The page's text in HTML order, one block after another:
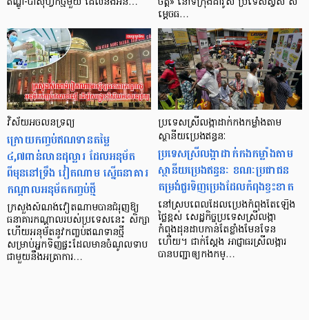
ម្តេចធ…
វិស័យអចលនទ្រព្យ
ក្រោយកញ្ចប់ឥណទានតម្លៃ
៤,៧ពាន់លានដុល្លារ ដែលអនុម័ត
ពីមុននៅទ្រឹង វៀតណាម ស្នើធនាគារ
កណ្តាលអនុម័តកញ្ចប់ថ្មី
ក្រសួងសំណង់វៀតណាមបានជំរុញឱ្យ
ធនាគារកណ្តាលរបស់ប្រទេសនេះ សិក្សា
ហើយអនុម័តនូវកញ្ចប់ឥណទានថ្មី
សម្រាប់អ្នកទិញផ្ទះដែលមានចំណូលទាប
ជាមួយនឹងអត្រាការ…
ប្រទេសស្រីលង្កាដាក់កងកម្លាំងតាម
ស្ថានីយប្រេងឥន្ធនៈ
ប្រទេសស្រីលង្កាដាក់កងកម្លាំងតាម
ស្ថានីយប្រេងឥន្ធនៈ ខណៈប្រជាជន
តម្រង់ជួរទិញប្រេងដែលកំពុងខ្វះខាត
នៅស្របពេលដែលប្រេងកំពុងតែឡើង
ថ្លៃខ្ពស់ សេដ្ឋកិច្ចប្រទេសស្រីលង្កា
កំពុងដុនដាបកាន់តែខ្លាំងមែនទែន
ហើយ។ ជាក់ស្ដែង អាជ្ញាធរស្រីលង្ការ
បានបញ្ជាឲ្យកងកម្…